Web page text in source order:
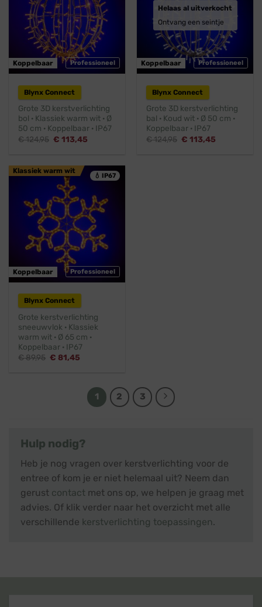
Professioneel
Koppelbaar
Blynx Connect
Grote 3D kerstverlichting
bol · Klassiek warm wit · Ø
50 cm · Koppelbaar · IP67
€124,95 Oorspronkelijke
€ 113,45
Professioneel
Koppelbaar
Helaas al uitverkocht
Ontvang een seintje
Blynx Connect
Grote 3D kerstverlichting
bal · Koud wit · Ø 50 cm ·
Koppelbaar · IP67
€124,95 Oorspronkelijke
€ 113,45
💧 IP67
Professioneel
Klassiek warm wit
Koppelbaar
Blynx Connect
Grote kerstverlichting
sneeuwvlok · Klassiek
warm wit · Ø 65 cm ·
Koppelbaar · IP67
€89,95 Oorspronkelijke
€ 81,45
1 2 3
Hulp nodig?
Heb je nog vragen over kerstverlichting voor de
entree of kom je er niet helemaal uit? Neem dan
gerust contact met ons op, we helpen je graag met
advies. Of klik verder naar het overzicht met alle
verschillende kerstverlichting toepassingen.